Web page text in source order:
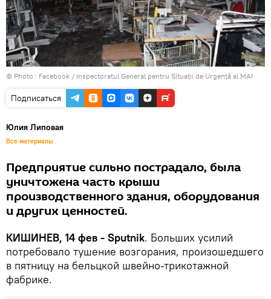
© Photo : Facebook / Inspectoratul General pentru Situații de Urgență al MAI
Подписаться
Юлия Липовая
Все материалы
Предприятие сильно пострадало, была
уничтожена часть крыши
производственного здания, оборудования
и других ценностей.
КИШИНЕВ, 14 фев - Sputnik. Больших усилий
потребовало тушение возгорания, произошедшего
в пятницу на бельцкой швейно-трикотажной
фабрике.